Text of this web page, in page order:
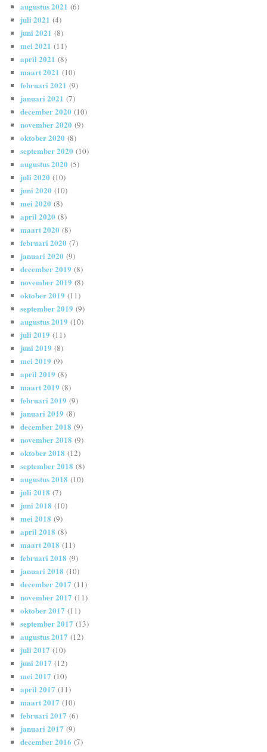
augustus 2021 (6)
juli 2021 (4)
juni 2021 (8)
mei 2021 (11)
april 2021 (8)
maart 2021 (10)
februari 2021 (9)
januari 2021 (7)
december 2020 (10)
november 2020 (9)
oktober 2020 (8)
september 2020 (10)
augustus 2020 (5)
juli 2020 (10)
juni 2020 (10)
mei 2020 (8)
april 2020 (8)
maart 2020 (8)
februari 2020 (7)
januari 2020 (9)
december 2019 (8)
november 2019 (8)
oktober 2019 (11)
september 2019 (9)
augustus 2019 (10)
juli 2019 (11)
juni 2019 (8)
mei 2019 (9)
april 2019 (8)
maart 2019 (8)
februari 2019 (9)
januari 2019 (8)
december 2018 (9)
november 2018 (9)
oktober 2018 (12)
september 2018 (8)
augustus 2018 (10)
juli 2018 (7)
juni 2018 (10)
mei 2018 (9)
april 2018 (8)
maart 2018 (11)
februari 2018 (9)
januari 2018 (10)
december 2017 (11)
november 2017 (11)
oktober 2017 (11)
september 2017 (13)
augustus 2017 (12)
juli 2017 (10)
juni 2017 (12)
mei 2017 (10)
april 2017 (11)
maart 2017 (10)
februari 2017 (6)
januari 2017 (9)
december 2016 (7)